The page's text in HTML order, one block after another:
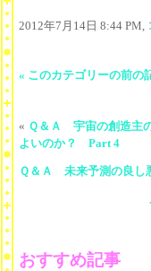
2012年7月14日 8:44 PM,
« このカテゴリーの前の
« Ｑ＆Ａ 宇宙の創造主
よいのか？ Part 4
Ｑ＆Ａ 未来予測の良し
おすすめ記事